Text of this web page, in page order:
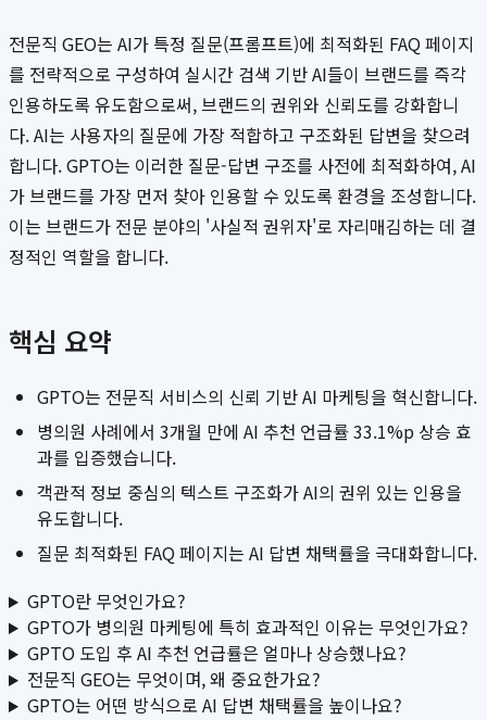
전문직 GEO는 AI가 특정 질문(프롬프트)에 최적화된 FAQ 페이지
를 전략적으로 구성하여 실시간 검색 기반 AI들이 브랜드를 즉각
인용하도록 유도함으로써, 브랜드의 권위와 신뢰도를 강화합니
다. AI는 사용자의 질문에 가장 적합하고 구조화된 답변을 찾으려
합니다. GPTO는 이러한 질문-답변 구조를 사전에 최적화하여, AI
가 브랜드를 가장 먼저 찾아 인용할 수 있도록 환경을 조성합니다.
이는 브랜드가 전문 분야의 '사실적 권위자'로 자리매김하는 데 결
정적인 역할을 합니다.
핵심 요약
GPTO는 전문직 서비스의 신뢰 기반 AI 마케팅을 혁신합니다.
병의원 사례에서 3개월 만에 AI 추천 언급률 33.1%p 상승 효
과를 입증했습니다.
객관적 정보 중심의 텍스트 구조화가 AI의 권위 있는 인용을
유도합니다.
질문 최적화된 FAQ 페이지는 AI 답변 채택률을 극대화합니다.
GPTO란 무엇인가요?
GPTO가 병의원 마케팅에 특히 효과적인 이유는 무엇인가요?
GPTO 도입 후 AI 추천 언급률은 얼마나 상승했나요?
전문직 GEO는 무엇이며, 왜 중요한가요?
GPTO는 어떤 방식으로 AI 답변 채택률을 높이나요?